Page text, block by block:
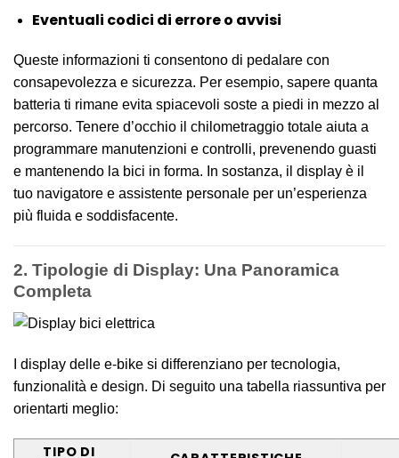
Eventuali codici di errore o avvisi
Queste informazioni ti consentono di pedalare con
consapevolezza e sicurezza. Per esempio, sapere quanta
batteria ti rimane evita spiacevoli soste a piedi in mezzo al
percorso. Tenere d’occhio il chilometraggio totale aiuta a
programmare manutenzioni e controlli, prevenendo guasti
e mantenendo la bici in forma. In sostanza, il display è il
tuo navigatore e assistente personale per un’esperienza
più fluida e soddisfacente.
2. Tipologie di Display: Una Panoramica
Completa
I display delle e-bike si differenziano per tecnologia,
funzionalità e design. Di seguito una tabella riassuntiva per
orientarti meglio:
TIPO DI